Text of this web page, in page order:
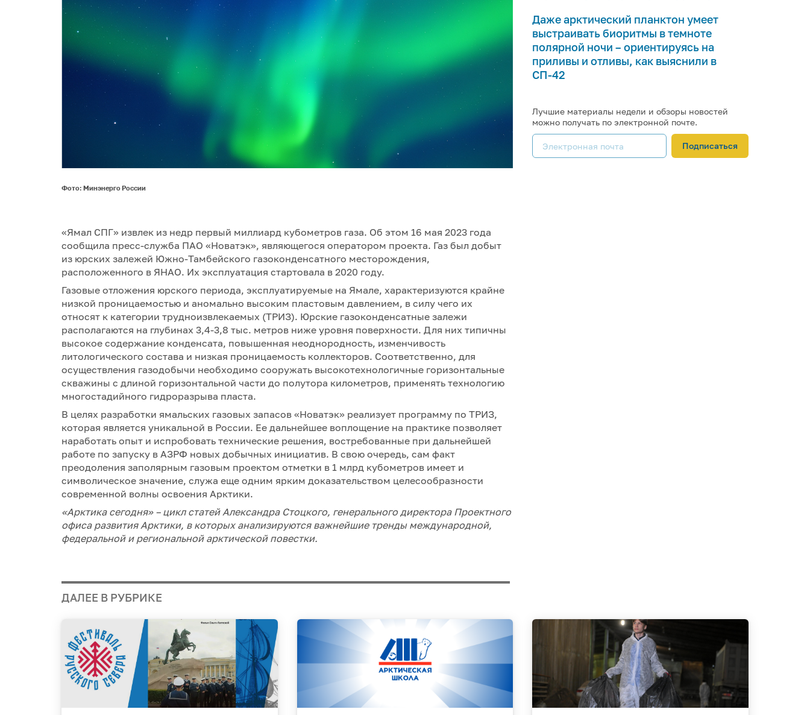
Фото: Минэнерго России
«Ямал СПГ» извлек из недр первый миллиард кубометров газа. Об этом 16 мая 2023 года
сообщила пресс-служба ПAO «Новатэк», являющегося оператором проекта. Газ был добыт
из юрских залежей Южно-Тамбейского газоконденсатного месторождения,
расположенного в ЯНАО. Их эксплуатация стартовала в 2020 году.
Газовые отложения юрского периода, эксплуатируемые на Ямале, характеризуются крайне
низкой проницаемостью и аномально высоким пластовым давлением, в силу чего их
относят к категории трудноизвлекаемых (ТРИЗ). Юрские газоконденсатные залежи
располагаются на глубинах 3,4-3,8 тыс. метров ниже уровня поверхности. Для них типичны
высокое содержание конденсата, повышенная неоднородность, изменчивость
литологического состава и низкая проницаемость коллекторов. Соответственно, для
осуществления газодобычи необходимо сооружать высокотехнологичные горизонтальные
скважины с длиной горизонтальной части до полутора километров, применять технологию
многостадийного гидроразрыва пласта.
В целях разработки ямальских газовых запасов «Новатэк» реализует программу по ТРИЗ,
которая является уникальной в России. Ее дальнейшее воплощение на практике позволяет
наработать опыт и испробовать технические решения, востребованные при дальнейшей
работе по запуску в АЗРФ новых добычных инициатив. В свою очередь, сам факт
преодоления заполярным газовым проектом отметки в 1 млрд кубометров имеет и
символическое значение, служа еще одним ярким доказательством целесообразности
современной волны освоения Арктики.
«Арктика сегодня» – цикл статей Александра Стоцкого, генерального директора Проектного
офиса развития Арктики, в которых анализируются важнейшие тренды международной,
федеральной и региональной арктической повестки.
Даже арктический планктон умеет
выстраивать биоритмы в темноте
полярной ночи – ориентируясь на
приливы и отливы, как выяснили в
СП-42
Лучшие материалы недели и обзоры новостей
можно получать по электронной почте.
Подписаться
ДАЛЕЕ В РУБРИКЕ